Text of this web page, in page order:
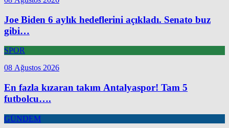
Joe Biden 6 aylık hedeflerini açıkladı. Senato buz
gibi…
SPOR
08 Ağustos 2026
En fazla kızaran takım Antalyaspor! Tam 5
futbolcu….
GÜNDEM